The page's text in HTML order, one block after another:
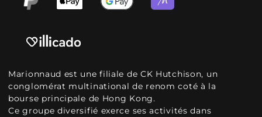
Marionnaud est une filiale de CK Hutchison, un
conglomérat multinational de renom coté à la
bourse principale de Hong Kong.
Ce groupe diversifié exerce ses activités dans